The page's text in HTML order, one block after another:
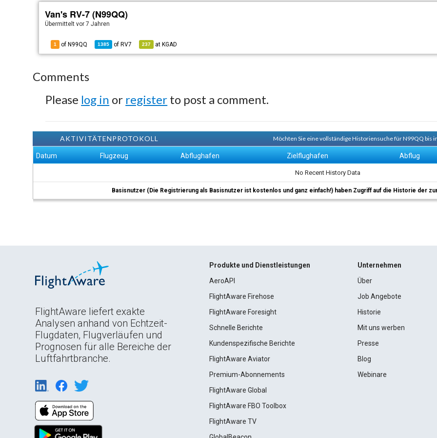
Van's RV-7 (N99QQ)
Übermitteltvor 7 Jahren
1 of N99QQ 1385 of RV7 237 at KGAD
Comments
Please log in or register to post a comment.
AKTIVITÄTENPROTOKOLL Möchten Sie eine vollständige Historiensuche für N99QQ bis
Datum Flugzeug Abflughafen Zielflughafen Abflug
No Recent History Data
Basisnutzer (Die Registrierung als Basisnutzer ist kostenlos und ganz einfach!) haben Zugriff auf die Historie der
FlightAware liefert exakte
Analysen anhand von Echtzeit-
Flugdaten, Flugverläufen und
Prognosen für alle Bereiche der
Luftfahrtbranche.
Produkte und Dienstleistungen
AeroAPI
FlightAware Firehose
FlightAware Foresight
Schnelle Berichte
Kundenspezifische Berichte
FlightAware Aviator
Premium-Abonnements
FlightAware Global
FlightAware FBO Toolbox
FlightAware TV
Unternehmen
Über
Job Angebote
Historie
Mit uns werben
Presse
Blog
Webinare